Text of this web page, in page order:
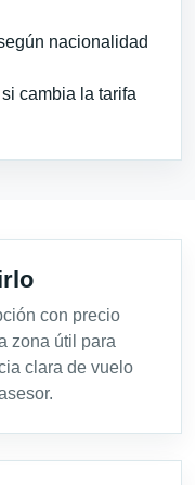
nacionalidad
cambia la tarifa
con precio
zona útil para
clara de vuelo